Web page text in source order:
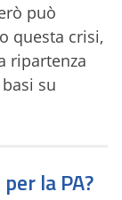
può
questa crisi,
ripartenza
su
la PA?